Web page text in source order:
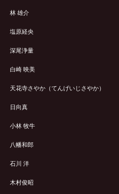
林 雄介
塩原経央
深尾浄量
白崎 映美
天花寺さやか（てんげいじさやか）
日向真
小林 牧牛
八幡和郎
石川 洋
木村俊昭